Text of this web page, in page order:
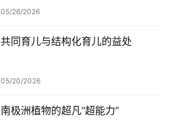
05/26/2026
共同育儿与结构化育儿的益处
05/20/2026
南极洲植物的超凡”超能力”